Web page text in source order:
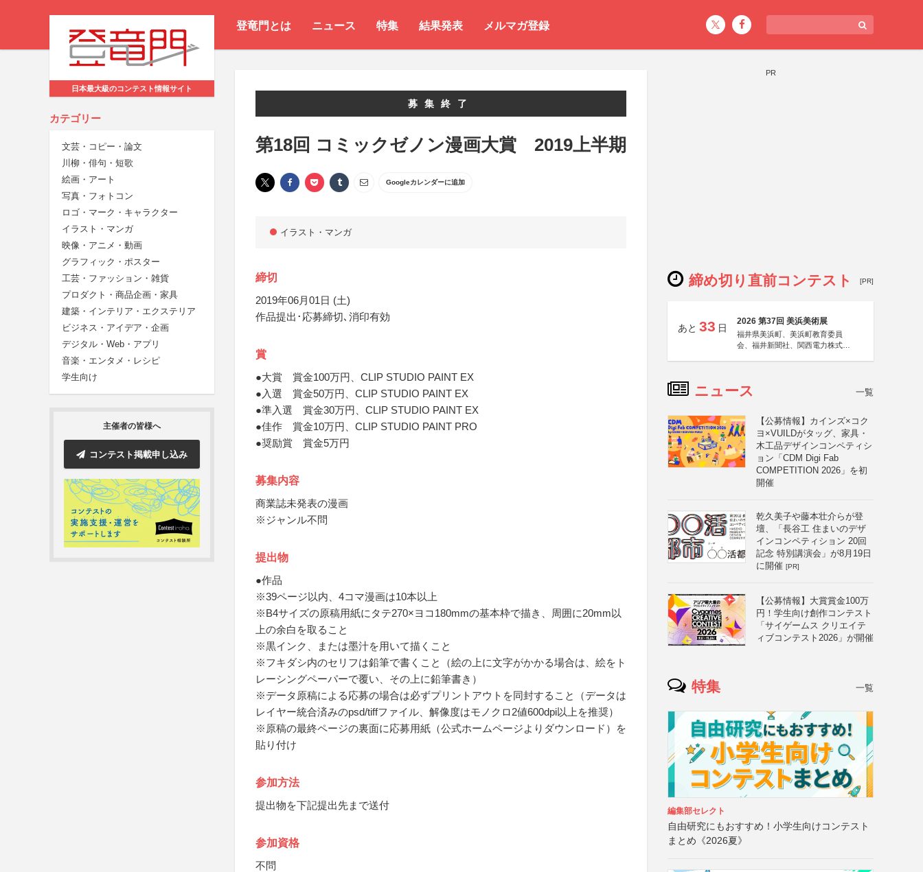
登竜門とは ニュース 特集 結果発表 メルマガ登録
日本最大級のコンテスト情報サイト
カテゴリー
文芸・コピー・論文
川柳・俳句・短歌
絵画・アート
写真・フォトコン
ロゴ・マーク・キャラクター
イラスト・マンガ
映像・アニメ・動画
グラフィック・ポスター
工芸・ファッション・雑貨
プロダクト・商品企画・家具
建築・インテリア・エクステリア
ビジネス・アイデア・企画
デジタル・Web・アプリ
音楽・エンタメ・レシピ
学生向け
主催者の皆様へ
コンテスト掲載申し込み
募集終了
第18回 コミックゼノン漫画大賞 2019上半期
Googleカレンダーに追加
イラスト・マンガ
締切
2019年06月01日 (土)
作品提出･応募締切､消印有効
賞
●大賞 賞金100万円、CLIP STUDIO PAINT EX
●入選 賞金50万円、CLIP STUDIO PAINT EX
●準入選 賞金30万円、CLIP STUDIO PAINT EX
●佳作 賞金10万円、CLIP STUDIO PAINT PRO
●奨励賞 賞金5万円
募集内容
商業誌未発表の漫画
※ジャンル不問
提出物
●作品
※39ページ以内、4コマ漫画は10本以上
※B4サイズの原稿用紙にタテ270×ヨコ180mmの基本枠で描き、周囲に20mm以
上の余白を取ること
※黒インク、または墨汁を用いて描くこと
※フキダシ内のセリフは鉛筆で書くこと（絵の上に文字がかかる場合は、絵をト
レーシングペーパーで覆い、その上に鉛筆書き）
※データ原稿による応募の場合は必ずプリントアウトを同封すること（データは
レイヤー統合済みのpsd/tiffファイル、解像度はモノクロ2値600dpi以上を推奨）
※原稿の最終ページの裏面に応募用紙（公式ホームページよりダウンロード）を
貼り付け
参加方法
提出物を下記提出先まで送付
参加資格
不問
PR
締め切り直前コンテスト [PR]
あと 33 日
2026 第37回 美浜美術展
福井県美浜町、美浜町教育委員
会、福井新聞社、関西電力株式会
ニュース 一覧
【公募情報】カインズ×コク
ヨ×VUILDがタッグ、家具・
木工品デザインコンペティシ
ョン「CDM Digi Fab
COMPETITION 2026」を初
開催
乾久美子や藤本壮介らが登
壇、「長谷工 住まいのデザ
インコンペティション 20回
記念 特別講演会」が8月19日
に開催 [PR]
【公募情報】大賞賞金100万
円！学生向け創作コンテスト
「サイゲームス クリエイテ
ィブコンテスト2026」が開催
特集 一覧
編集部セレクト
自由研究にもおすすめ！小学生向けコンテスト
まとめ《2026夏》